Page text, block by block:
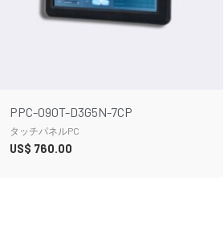
PPC-090T-D3G5N-7CP
タッチパネルPC
US$ 760.00